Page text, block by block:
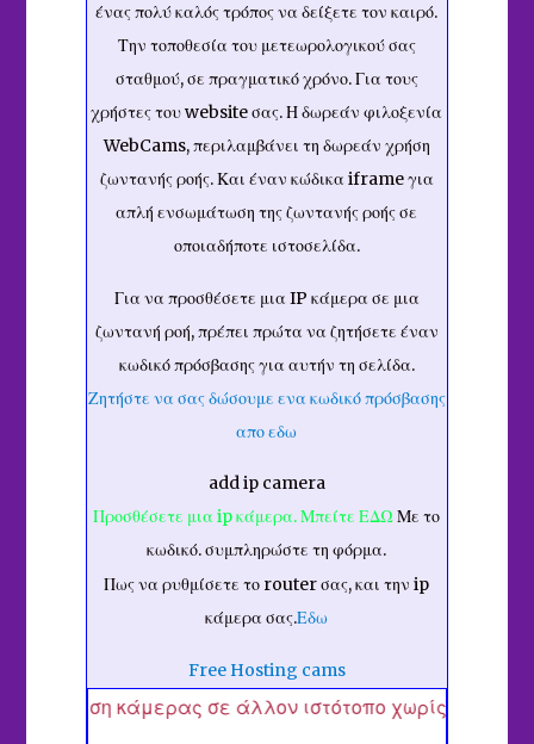
ένας πολύ καλός τρόπος να δείξετε τον καιρό.
Την τοποθεσία του μετεωρολογικού σας
σταθμού, σε πραγματικό χρόνο. Για τους
χρήστες του website σας. Η δωρεάν φιλοξενία
WebCams, περιλαμβάνει τη δωρεάν χρήση
ζωντανής ροής. Και έναν κώδικα iframe για
απλή ενσωμάτωση της ζωντανής ροής σε
οποιαδήποτε ιστοσελίδα.
Για να προσθέσετε μια IP κάμερα σε μια
ζωντανή ροή, πρέπει πρώτα να ζητήσετε έναν
κωδικό πρόσβασης για αυτήν τη σελίδα.
Ζητήστε να σας δώσουμε ενα κωδικό πρόσβασης
απο εδω
add ip camera
Προσθέσετε μια ip κάμερα. Μπείτε ΕΔΩΜε το
κωδικό. συμπληρώστε τη φόρμα.
Πως να ρυθμίσετε το router σας, και την ip
κάμερα σας.Εδω
Free Hosting cams
κάμερας σε άλλον ιστότοπο χωρίς την άδειά